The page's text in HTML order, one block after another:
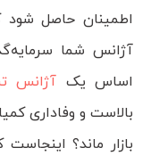
اطمینان حاصل
آژانس شما
اساس یک آژانس
بالاست و وفاداری
بازار ماند؟